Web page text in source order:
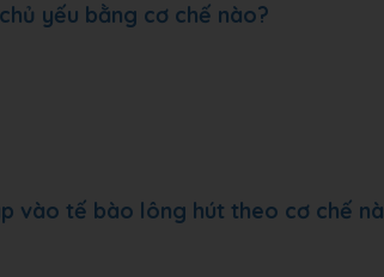
yếu bằng cơ chế nào?
vào tế bào lông hút theo cơ chế